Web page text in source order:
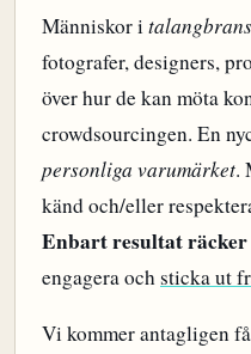
Människor i
fotografer, designers,
över hur de kan möta
crowdsourcingen. En
personliga varumärket.
känd och/eller
Enbart resultat
engagera ochsticka ut
Vi kommer antagligen